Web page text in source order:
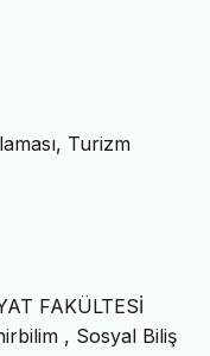
Turizm
FAKÜLTESİ
, Sosyal Biliş